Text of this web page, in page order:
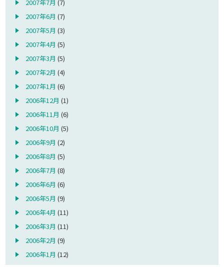
2007年7月 (7)
2007年6月 (7)
2007年5月 (3)
2007年4月 (5)
2007年3月 (5)
2007年2月 (4)
2007年1月 (6)
2006年12月 (1)
2006年11月 (6)
2006年10月 (5)
2006年9月 (2)
2006年8月 (5)
2006年7月 (8)
2006年6月 (6)
2006年5月 (9)
2006年4月 (11)
2006年3月 (11)
2006年2月 (9)
2006年1月 (12)